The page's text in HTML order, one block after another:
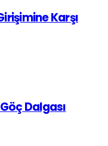
Karşı
Dalgası